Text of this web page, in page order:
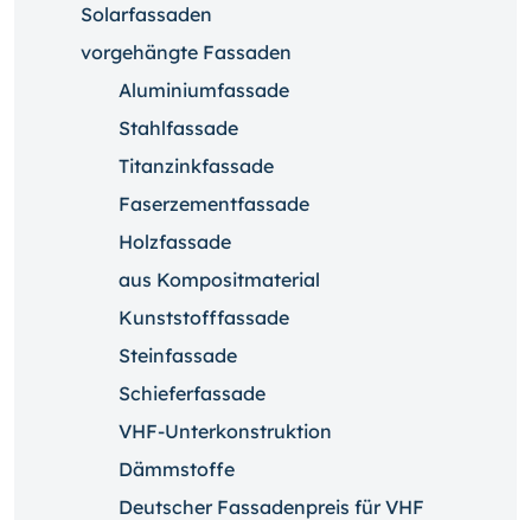
Solarfassaden
vorgehängte Fassaden
Aluminiumfassade
Stahlfassade
Titanzinkfassade
Faserzementfassade
Holzfassade
aus Kompositmaterial
Kunststofffassade
Steinfassade
Schieferfassade
VHF-Unterkonstruktion
Dämmstoffe
Deutscher Fassadenpreis für VHF